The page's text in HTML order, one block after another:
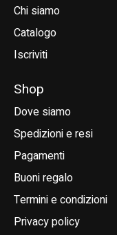
Chi siamo
Catalogo
Iscriviti
Shop
Dove siamo
Spedizioni e resi
Pagamenti
Buoni regalo
Termini e condizioni
Privacy policy